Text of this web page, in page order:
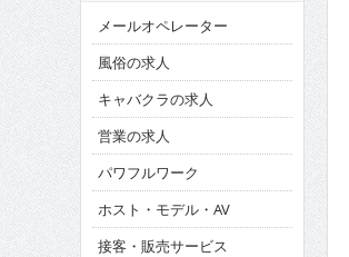
メールオペレーター
風俗の求人
キャバクラの求人
営業の求人
パワフルワーク
ホスト・モデル・AV
接客・販売サービス